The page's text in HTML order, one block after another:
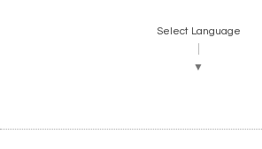
Select Language
▼